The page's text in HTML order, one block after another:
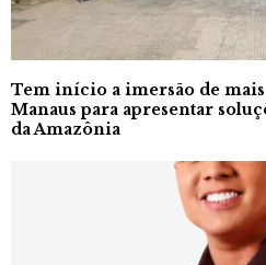
Tem início a imersão de mais
Manaus para apresentar
da Amazônia